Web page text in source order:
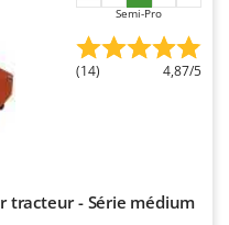
Semi-Pro
(14) 4,87/5
tracteur - Série médium